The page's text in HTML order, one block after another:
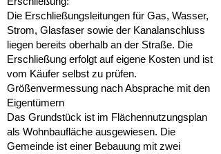
Die Erschließungsleitungen für Gas, Wasser,
Strom, Glasfaser sowie der Kanalanschluss
liegen bereits oberhalb an der Straße. Die
Erschließung erfolgt auf eigene Kosten und ist
vom Käufer selbst zu prüfen.
Größenvermessung nach Absprache mit den
Eigentümern
Das Grundstück ist im Flächennutzungsplan
als Wohnbaufläche ausgewiesen. Die
Gemeinde ist einer Bebauung mit zwei